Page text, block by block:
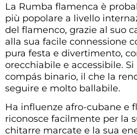
La Rumba flamenca è
più popolare a livello
del flamenco, grazie al suo
alla sua facile connessione
pura festa e divertimento,
orecchiabile e accessibile. Si
compás binario, il che la
seguire e molto ballabile.
Ha influenze afro-cubane e
riconosce facilmente per la
chitarre marcate e la sua